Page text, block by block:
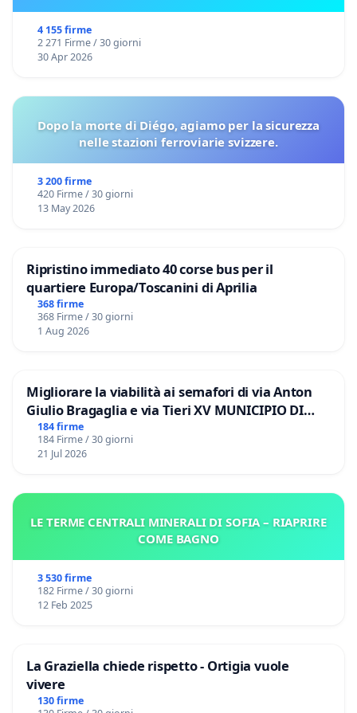
4 155 firme
2 271 Firme / 30 giorni
30 Apr 2026
Dopo la morte di Diégo, agiamo per la sicurezza
nelle stazioni ferroviarie svizzere.
3 200 firme
420 Firme / 30 giorni
13 May 2026
Ripristino immediato 40 corse bus per il
quartiere Europa/Toscanini di Aprilia
368 firme
368 Firme / 30 giorni
1 Aug 2026
Migliorare la viabilità ai semafori di via Anton
Giulio Bragaglia e via Tieri XV MUNICIPIO DI
ROMA
184 firme
184 Firme / 30 giorni
21 Jul 2026
LE TERME CENTRALI MINERALI DI SOFIA – RIAPRIRE
COME BAGNO
3 530 firme
182 Firme / 30 giorni
12 Feb 2025
La Graziella chiede rispetto - Ortigia vuole
vivere
130 firme